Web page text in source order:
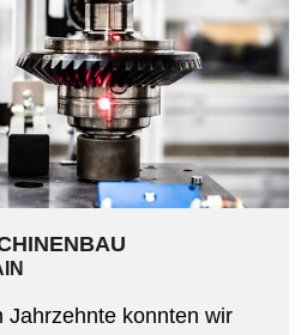
Jahrzehnte konnten wir